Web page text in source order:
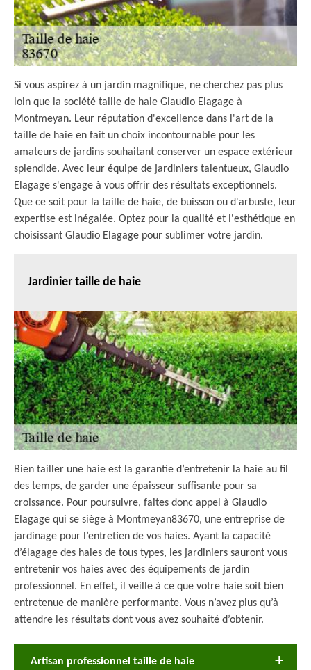
Si vous aspirez à un jardin magnifique, ne cherchez pas plus
loin que la société taille de haie Glaudio Elagage à
Montmeyan. Leur réputation d'excellence dans l'art de la
taille de haie en fait un choix incontournable pour les
amateurs de jardins souhaitant conserver un espace extérieur
splendide. Avec leur équipe de jardiniers talentueux, Glaudio
Elagage s'engage à vous offrir des résultats exceptionnels.
Que ce soit pour la taille de haie, de buisson ou d'arbuste, leur
expertise est inégalée. Optez pour la qualité et l'esthétique en
choisissant Glaudio Elagage pour sublimer votre jardin.
Jardinier taille de haie
Bien tailler une haie est la garantie d’entretenir la haie au fil
des temps, de garder une épaisseur suffisante pour sa
croissance. Pour poursuivre, faites donc appel à Glaudio
Elagage qui se siège à Montmeyan83670, une entreprise de
jardinage pour l’entretien de vos haies. Ayant la capacité
d’élagage des haies de tous types, les jardiniers sauront vous
entretenir vos haies avec des équipements de jardin
professionnel. En effet, il veille à ce que votre haie soit bien
entretenue de manière performante. Vous n’avez plus qu’à
attendre les résultats dont vous avez souhaité d’obtenir.
Artisan professionnel taille de haie